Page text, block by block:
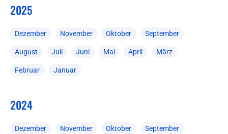
2025
Dezember November Oktober September
August Juli Juni Mai April März
Februar Januar
2024
Dezember November Oktober September